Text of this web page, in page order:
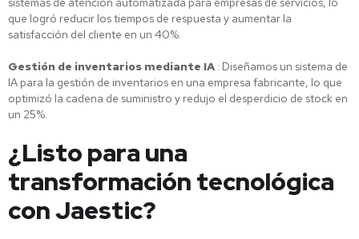
que logró reducir los tiempos de respuesta y aumentar la
satisfacción del cliente en un 40%.
Gestión de inventarios mediante IA: Diseñamos un sistema de
IA para la gestión de inventarios en una empresa fabricante, lo que
optimizó la cadena de suministro y redujo el desperdicio de stock en
un 25%.
¿Listo para una
transformación tecnológica
con Jaestic?